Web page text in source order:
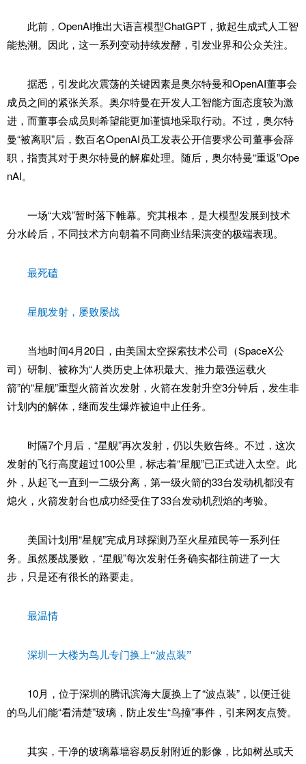
此前，OpenAI推出大语言模型ChatGPT，掀起生成式人工智
能热潮。因此，这一系列变动持续发酵，引发业界和公众关注。
据悉，引发此次震荡的关键因素是奥尔特曼和OpenAI董事会
成员之间的紧张关系。奥尔特曼在开发人工智能方面态度较为激
进，而董事会成员则希望能更加谨慎地采取行动。不过，奥尔特
曼“被离职”后，数百名OpenAI员工发表公开信要求公司董事会辞
职，指责其对于奥尔特曼的解雇处理。随后，奥尔特曼“重返”Ope
nAI。
一场“大戏”暂时落下帷幕。究其根本，是大模型发展到技术
分水岭后，不同技术方向朝着不同商业结果演变的极端表现。
最死磕
星舰发射，屡败屡战
当地时间4月20日，由美国太空探索技术公司（SpaceX公
司）研制、被称为“人类历史上体积最大、推力最强运载火
箭”的“星舰”重型火箭首次发射，火箭在发射升空3分钟后，发生非
计划内的解体，继而发生爆炸被迫中止任务。
时隔7个月后，“星舰”再次发射，仍以失败告终。不过，这次
发射的飞行高度超过100公里，标志着“星舰”已正式进入太空。此
外，从起飞一直到一二级分离，第一级火箭的33台发动机都没有
熄火，火箭发射台也成功经受住了33台发动机烈焰的考验。
美国计划用“星舰”完成月球探测乃至火星殖民等一系列任
务。虽然屡战屡败，“星舰”每次发射任务确实都往前进了一大
步，只是还有很长的路要走。
最温情
深圳一大楼为鸟儿专门换上“波点装”
10月，位于深圳的腾讯滨海大厦换上了“波点装”，以便迁徙
的鸟儿们能“看清楚”玻璃，防止发生“鸟撞”事件，引来网友点赞。
其实，干净的玻璃幕墙容易反射附近的影像，比如树丛或天